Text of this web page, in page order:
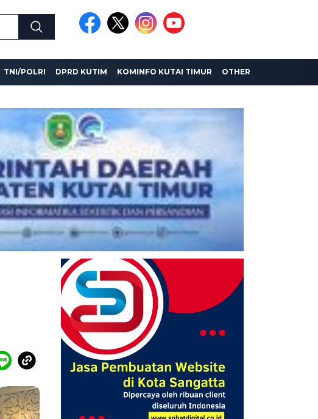
TNI/POLRI DPRD KUTIM KOMINFO KUTAI TIMUR OTHER